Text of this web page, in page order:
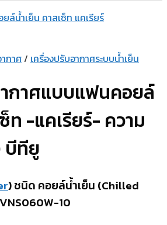
กาศ/ เครื่องปรับอากาศระบบน้ำเย็น
กาศแบบแฟนคอยล์
ท -แคเรียร์- ความ
บีทียู
) ชนิด คอยล์น้ำเย็น (Chilled
10